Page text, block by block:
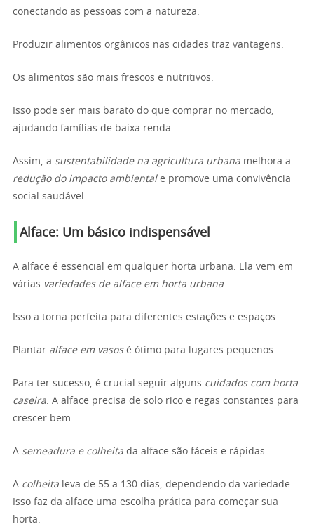
conectando as pessoas com a natureza.
Produzir alimentos orgânicos nas cidades traz vantagens.
Os alimentos são mais frescos e nutritivos.
Isso pode ser mais barato do que comprar no mercado,
ajudando famílias de baixa renda.
Assim, a sustentabilidade na agricultura urbana melhora a
redução do impacto ambientale promove uma convivência
social saudável.
Alface: Um básico indispensável
A alface é essencial em qualquer horta urbana. Ela vem em
várias variedades de alface em horta urbana.
Isso a torna perfeita para diferentes estações e espaços.
Plantar alface em vasosé ótimo para lugares pequenos.
Para ter sucesso, é crucial seguir alguns cuidados com horta
caseira. A alface precisa de solo rico e regas constantes para
crescer bem.
A semeadura e colheita da alface são fáceis e rápidas.
A colheita leva de 55 a 130 dias, dependendo da variedade.
Isso faz da alface uma escolha prática para começar sua
horta.